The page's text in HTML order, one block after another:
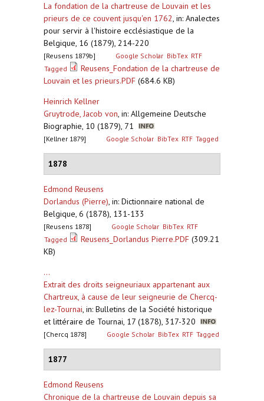
La fondation de la chartreuse de Louvain et les
prieurs de ce couvent jusqu'en 1762, in: Analectes
pour servir à l'histoire ecclésiastique de la
Belgique, 16 (1879), 214-220
[Reusens 1879b] Google Scholar BibTex RTF
Tagged
Reusens_Fondation de la chartreuse de
Louvain et les prieurs.PDF (684.6 KB)
Heinrich Kellner
Gruytrode, Jacob von, in: Allgemeine Deutsche
Biographie, 10 (1879), 71
[Kellner 1879] Google Scholar BibTex RTF Tagged
1878
Edmond Reusens
Dorlandus (Pierre), in: Dictionnaire national de
Belgique, 6 (1878), 131-133
[Reusens 1878] Google Scholar BibTex RTF
Tagged
Reusens_Dorlandus Pierre.PDF (309.21
KB)
...
Extrait des droits seigneuriaux appartenant aux
Chartreux, à cause de leur seigneurie de Chercq-
lez-Tournai, in: Bulletins de la Société historique
et littéraire de Tournai, 17 (1878), 317-320
[Chercq 1878] Google Scholar BibTex RTF Tagged
1877
Edmond Reusens
Chronique de la chartreuse de Louvain depuis sa